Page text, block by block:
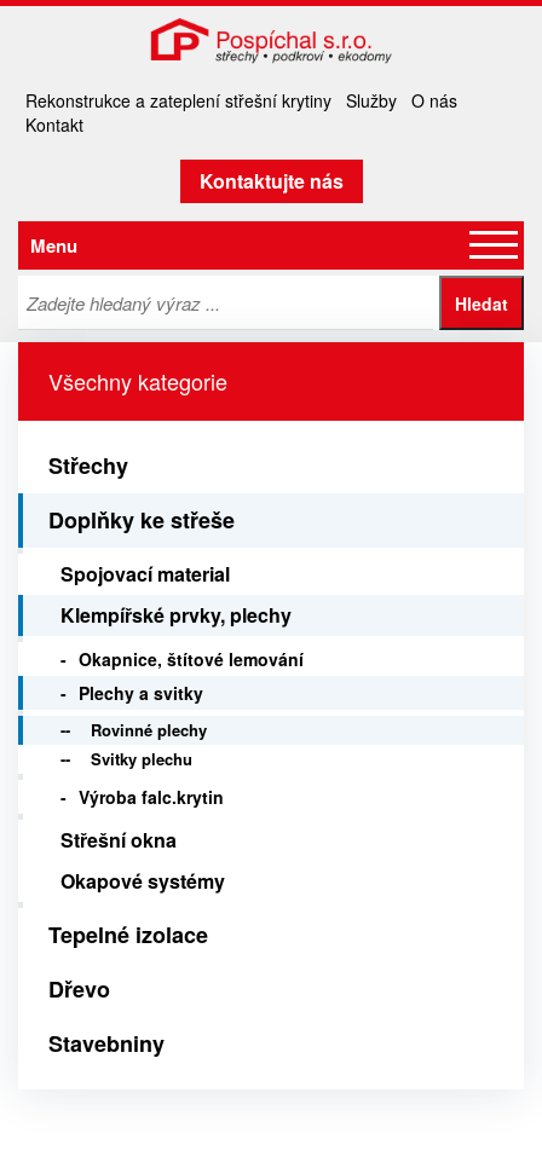
Rekonstrukce a zateplení střešní krytiny Služby O nás
Kontakt
Kontaktujte nás
Menu
Všechny kategorie
Střechy
Doplňky ke střeše
Spojovací material
Klempířské prvky, plechy
Okapnice, štítové lemování
Plechy a svitky
Rovinné plechy
Svitky plechu
Výroba falc.krytin
Střešní okna
Okapové systémy
Tepelné izolace
Dřevo
Stavebniny